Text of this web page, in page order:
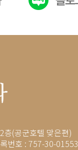
층(공군호텔 맞은편)
번호 : 757-30-01553